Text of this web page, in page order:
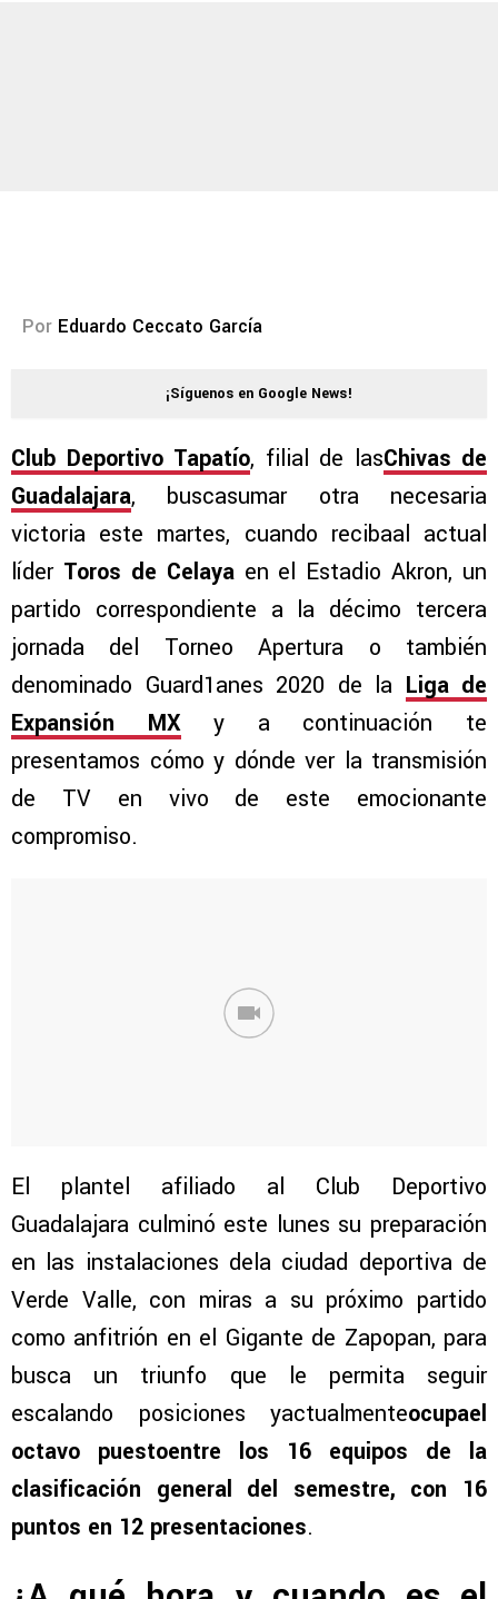
Por Eduardo Ceccato García
¡Síguenos en Google News!
Club Deportivo Tapatío, filial de lasChivas de
Guadalajara, buscasumar otra necesaria
victoria este martes, cuando recibaal actual
líder Toros de Celayaen el Estadio Akron, un
partido correspondiente a la décimo tercera
jornada del Torneo Apertura o también
denominado Guard1anes 2020 de la Liga de
Expansión MXy a continuación te
presentamos cómo y dónde ver la transmisión
de TV en vivo de este emocionante
compromiso.
El plantel afiliado al Club Deportivo
Guadalajara culminó este lunes su preparación
en las instalaciones dela ciudad deportiva de
Verde Valle, con miras a su próximo partido
como anfitrión en el Gigante de Zapopan, para
busca un triunfo que le permita seguir
escalando posiciones yactualmenteocupael
octavo puestoentre los 16 equipos de la
clasificación general del semestre, con 16
puntos en 12 presentaciones.